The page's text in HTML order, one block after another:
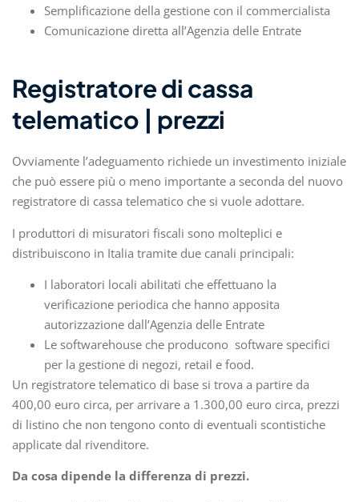
Semplificazione della gestione con il commercialista
Comunicazione diretta all’Agenzia delle Entrate
Registratore di cassa
telematico | prezzi
Ovviamente l’adeguamento richiede un investimento iniziale
che può essere più o meno importante a seconda del nuovo
registratore di cassa telematico che si vuole adottare.
I produttori di misuratori fiscali sono molteplici e
distribuiscono in Italia tramite due canali principali:
I laboratori locali abilitati che effettuano la
verificazione periodica che hanno apposita
autorizzazione dall’Agenzia delle Entrate
Le softwarehouse che producono software specifici
per la gestione di negozi, retail e food.
Un registratore telematico di base si trova a partire da
400,00 euro circa, per arrivare a 1.300,00 euro circa, prezzi
di listino che non tengono conto di eventuali scontistiche
applicate dal rivenditore.
Da cosa dipende la differenza di prezzi.